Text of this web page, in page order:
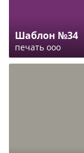
Шаблон №34
печать ооо